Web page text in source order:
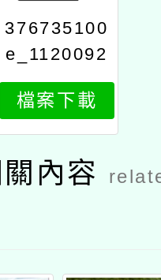
376735100
e_1120092
851_print
檔案下載
內容